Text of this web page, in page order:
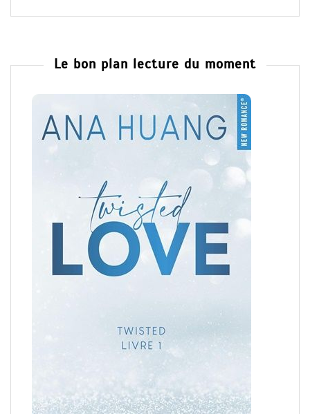
Le bon plan lecture du moment